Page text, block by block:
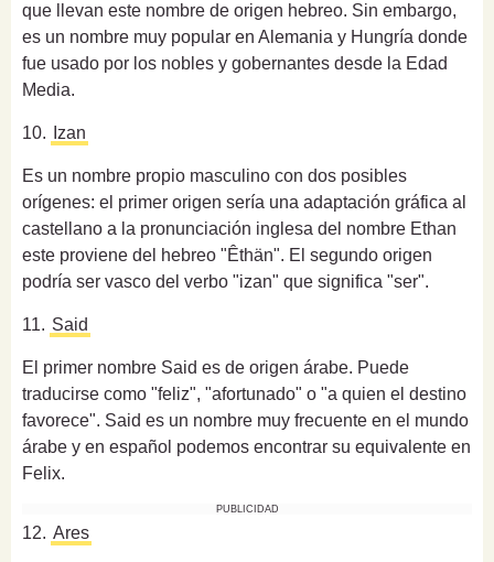
que llevan este nombre de origen hebreo. Sin embargo,
es un nombre muy popular en Alemania y Hungría donde
fue usado por los nobles y gobernantes desde la Edad
Media.
10. Izan
Es un nombre propio masculino con dos posibles
orígenes: el primer origen sería una adaptación gráfica al
castellano a la pronunciación inglesa del nombre Ethan
este proviene del hebreo "Êthän". El segundo origen
podría ser vasco del verbo "izan" que significa "ser".
11. Said
El primer nombre Said es de origen árabe. Puede
traducirse como "feliz", "afortunado" o "a quien el destino
favorece". Said es un nombre muy frecuente en el mundo
árabe y en español podemos encontrar su equivalente en
Felix.
PUBLICIDAD
12. Ares